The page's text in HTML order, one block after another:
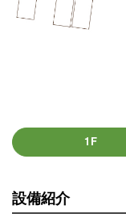
1F
設備紹介